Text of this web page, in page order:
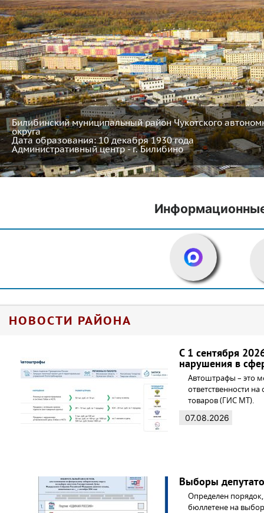
Билибинский муниципальный район Чукотского
округа
Дата образования: 10 декабря 1930 года
Административный центр - г. Билибино
НОВОСТИ РАЙОНА
С 1 сентября
нарушения в
Автоштрафы – это
ответственности
товаров (ГИС МТ).
07.08.2026
Выборы
Определен
бюллетене на